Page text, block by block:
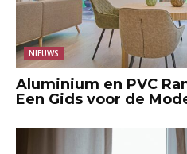
NIEUWS
Aluminium en PVC
Een Gids voor de